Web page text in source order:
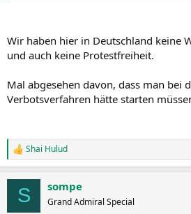
Wir haben hier in Deutschland keine
und auch keine Protestfreiheit.
Mal abgesehen davon, dass man bei
Verbotsverfahren hätte starten
R
e
Shai Hulud
S sompe
Grand Admiral Special